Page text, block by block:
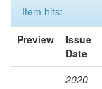
Item hits:
Preview
Issue
Date
2020